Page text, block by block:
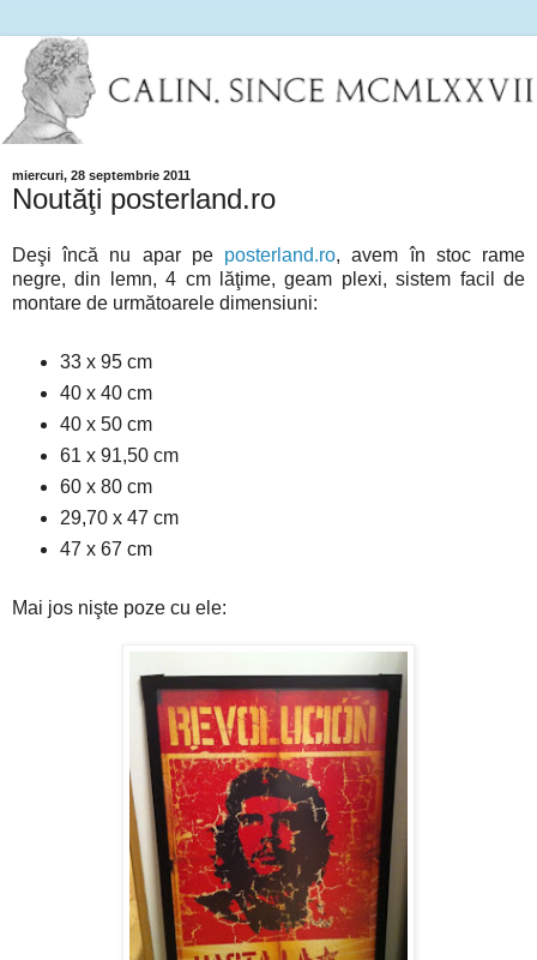
miercuri, 28 septembrie 2011
Noutăţi posterland.ro
Deşi încă nu apar pe posterland.ro, avem în stoc rame
negre, din lemn, 4 cm lăţime, geam plexi, sistem facil de
montare de următoarele dimensiuni:
33 x 95 cm
40 x 40 cm
40 x 50 cm
61 x 91,50 cm
60 x 80 cm
29,70 x 47 cm
47 x 67 cm
Mai jos nişte poze cu ele: